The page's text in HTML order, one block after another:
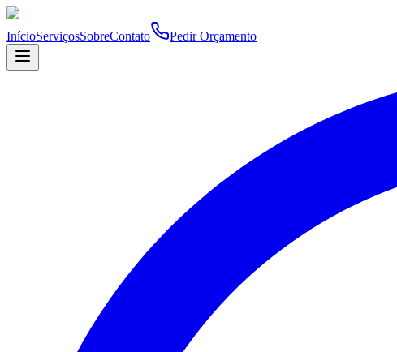
InícioServiçosSobreContato Pedir Orçamento